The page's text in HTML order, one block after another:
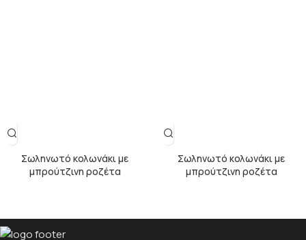
Σωληνωτό κολωνάκι με
μπρούτζινη ροζέτα
Σωληνωτό κολωνάκι με
μπρούτζινη ροζέτα